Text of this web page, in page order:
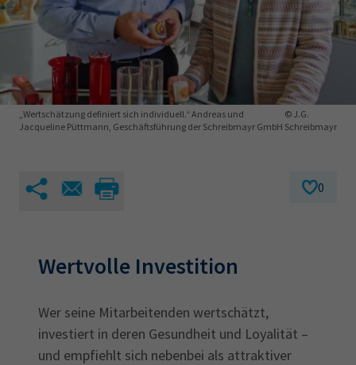
Leichte Sprache
IHK regional
Karriere
EN
AdA
34d
Prüfungstermine
Wirtschaftsfachwirt
34f
Negativerklärung
Sachkundeprüfung
Berichtsheft
AEVO
34i
Betriebswirt Prüfbericht
„Wertschätzung definiert sich individuell.“ Andreas und
Jacqueline Püttmann, Geschäftsführung der Schreibmayr GmbH
© J.G.
Schreibmayr
0
Wertvolle Investition
Wer seine Mitarbeitenden wertschätzt,
investiert in deren Gesundheit und Loyalität –
und empfiehlt sich nebenbei als attraktiver